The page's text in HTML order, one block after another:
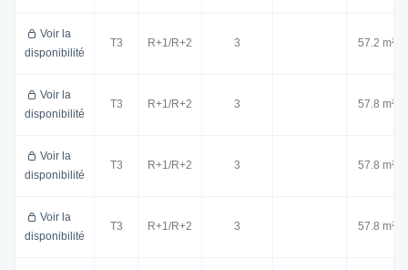
Voir la
disponibilité
T3 R+1/R+2 3 57.2 m²
Voir la
disponibilité
T3 R+1/R+2 3 57.8 m²
Voir la
disponibilité
T3 R+1/R+2 3 57.8 m²
Voir la
disponibilité
T3 R+1/R+2 3 57.8 m²